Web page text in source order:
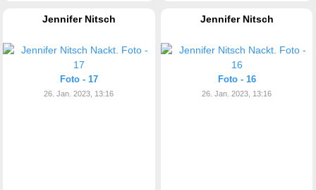
Jennifer Nitsch
Foto - 17
26. Jan. 2023, 13:16
Jennifer Nitsch
Foto - 16
26. Jan. 2023, 13:16